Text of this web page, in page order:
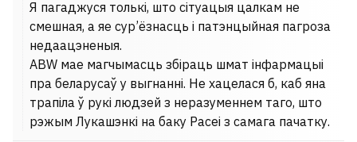
Я пагаджуся толькі, што сітуацыя цалкам не
смешная, а яе сур’ёзнасць і патэнцыйная пагроза
недаацэненыя.
ABW мае магчымасць збіраць шмат інфармацыі
пра беларусаў у выгнанні. Не хацелася б, каб яна
трапіла ў рукі людзей з неразуменнем таго, што
рэжым Лукашэнкі на баку Расеі з самага пачатку.